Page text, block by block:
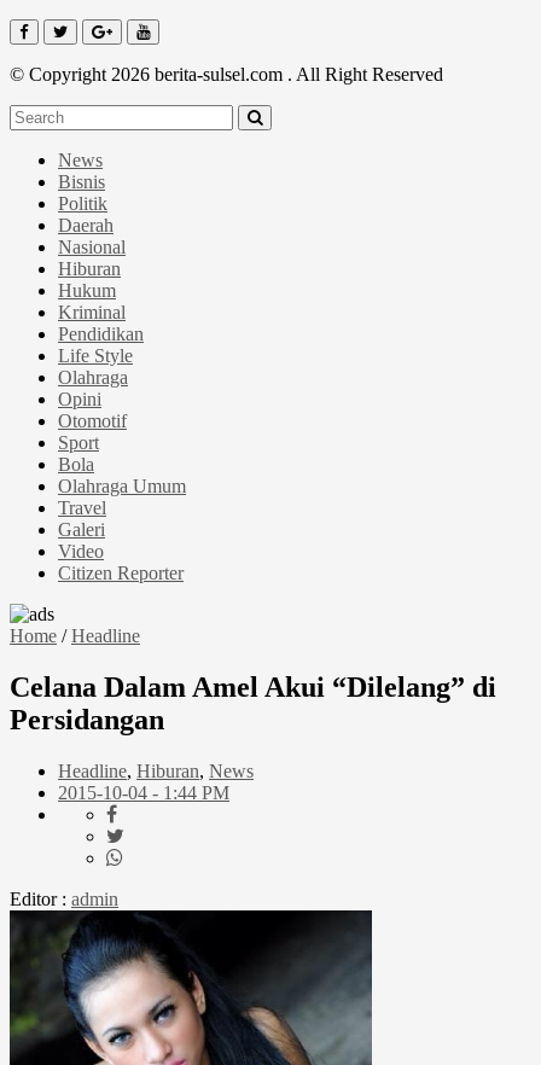
© Copyright 2026 berita-sulsel.com . All Right Reserved
News
Bisnis
Politik
Daerah
Nasional
Hiburan
Hukum
Kriminal
Pendidikan
Life Style
Olahraga
Opini
Otomotif
Sport
Bola
Olahraga Umum
Travel
Galeri
Video
Citizen Reporter
Home /Headline
Celana Dalam Amel Akui “Dilelang” di
Persidangan
Headline, Hiburan, News
2015-10-04 - 1:44 PM
Editor : admin